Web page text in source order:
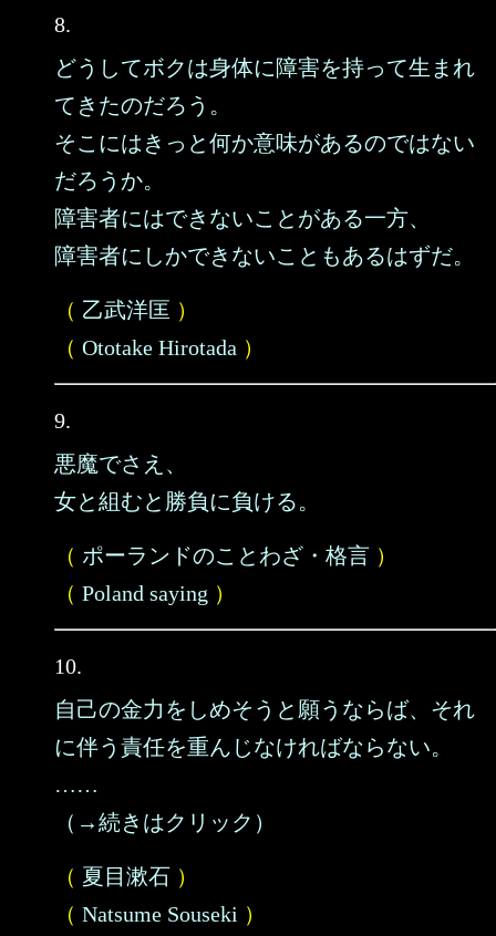
8.
どうしてボクは身体に障害を持って生まれ
てきたのだろう。
そこにはきっと何か意味があるのではない
だろうか。
障害者にはできないことがある一方、
障害者にしかできないこともあるはずだ。
（ 乙武洋匡 ）
（ Ototake Hirotada ）
9.
悪魔でさえ、
女と組むと勝負に負ける。
（ ポーランドのことわざ・格言 ）
（ Poland saying ）
10.
自己の金力をしめそうと願うならば、それ
に伴う責任を重んじなければならない。
……
（→続きはクリック）
（ 夏目漱石 ）
（ Natsume Souseki ）